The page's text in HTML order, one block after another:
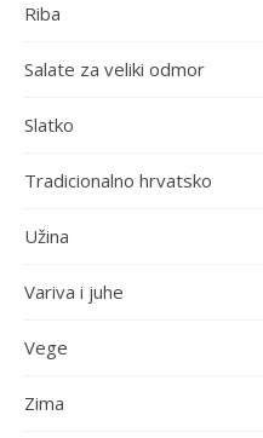
Riba
Salate za veliki odmor
Slatko
Tradicionalno hrvatsko
Užina
Variva i juhe
Vege
Zima